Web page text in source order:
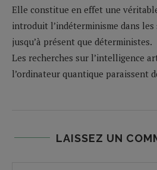
Elle constitue en effet une
introduit l’indéterminisme dans les
jusqu’à présent que déterministes.
Les recherches sur l’intelligence
l’ordinateur quantique paraissent
LAISSEZ UN